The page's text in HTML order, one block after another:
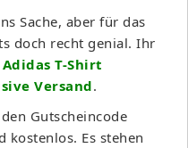
Sache, aber für das
doch recht genial. Ihr
T-Shirt
Versand.
Gutscheincode
kostenlos. Es stehen